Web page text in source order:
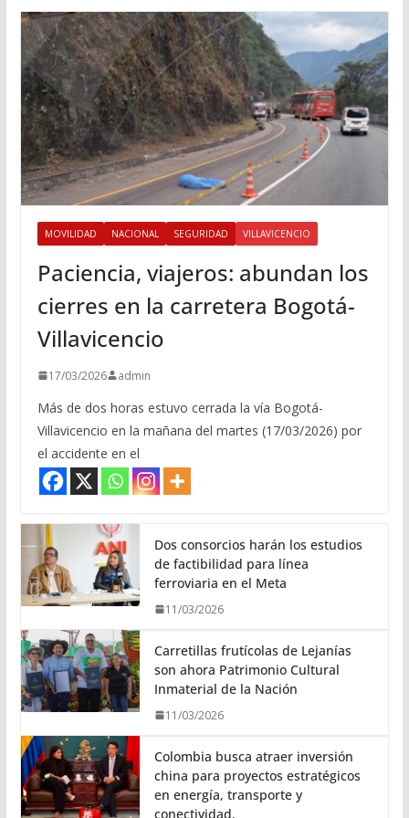
MOVILIDAD NACIONAL SEGURIDAD VILLAVICENCIO
Paciencia, viajeros: abundan los
cierres en la carretera Bogotá-
Villavicencio
17/03/2026 admin
Más de dos horas estuvo cerrada la vía Bogotá-
Villavicencio en la mañana del martes (17/03/2026) por
el accidente en el
Dos consorcios harán los estudios
de factibilidad para línea
ferroviaria en el Meta
11/03/2026
Carretillas frutícolas de Lejanías
son ahora Patrimonio Cultural
Inmaterial de la Nación
11/03/2026
Colombia busca atraer inversión
china para proyectos estratégicos
en energía, transporte y
conectividad.